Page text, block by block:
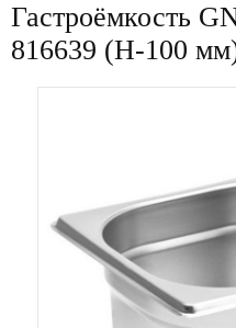
Гастроёмкость
816639 (Н-100